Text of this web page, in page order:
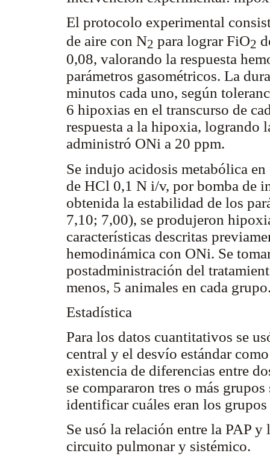
El protocolo experimental
de aire con N2 para lograr FiO2
0,08, valorando la respuesta
parámetros gasométricos. La
minutos cada uno, según
6 hipoxias en el transcurso de
respuesta a la hipoxia, logrando
administró ONi a 20 ppm.
Se indujo acidosis metabólica
de HCl 0,1 N i/v, por bomba de
obtenida la estabilidad de los
7,10; 7,00), se produjeron
características descritas
hemodinámica con ONi. Se
postadministración del
menos, 5 animales en cada
Estadística
Para los datos cuantitativos se
central y el desvío estándar
existencia de diferencias entre
se compararon tres o más
identificar cuáles eran los
Se usó la relación entre la PAP
circuito pulmonar y sistémico.